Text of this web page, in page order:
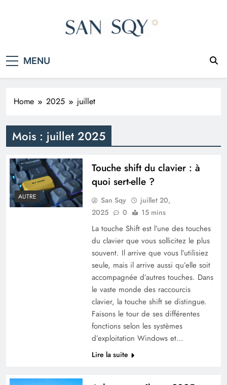
MENU
Home 2025 juillet
Mois : juillet 2025
AUTRE
Touche shift du clavier : à
quoi sert-elle ?
San Sqy
juillet 20,
2025
0 15 mins
La touche Shift est l’une des touches
du clavier que vous sollicitez le plus
souvent. Il arrive que vous l’utilisiez
seule, mais il arrive aussi qu’elle soit
accompagnée d’autres touches. Dans
le vaste monde des raccourcis
clavier, la touche shift se distingue.
Faisons le tour de ses différentes
fonctions selon les systèmes
d’exploitation Windows et…
Lire la suite